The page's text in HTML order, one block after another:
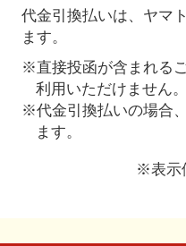
代金引換払いは、ヤマ
ます。
※直接投函が含まれる
利用いただけません。
※代金引換払いの場合
ます。
※表示